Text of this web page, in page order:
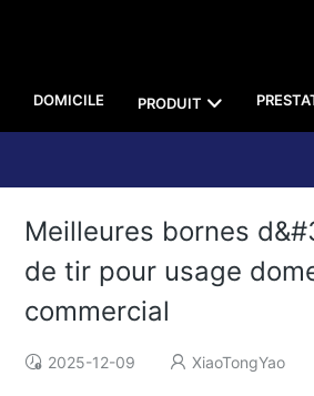
DOMICILE PRODUIT
Meilleures bornes
de tir pour usage
commercial
2025-12-09 XiaoTongYao